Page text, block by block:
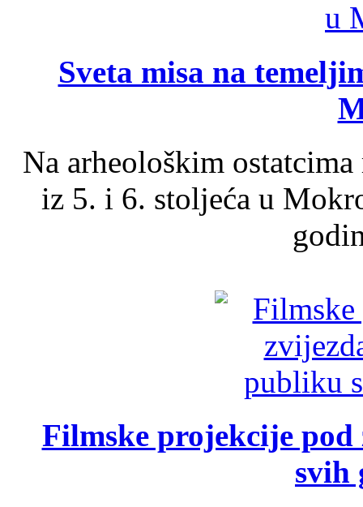
Sveta misa na
Na arheološkim
iz 5. i 6. stoljeća u
Filmske projekcije
svih